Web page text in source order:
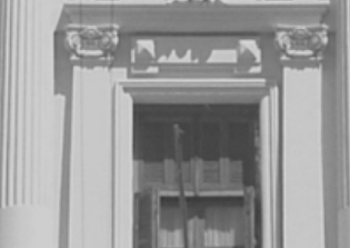
Egresados